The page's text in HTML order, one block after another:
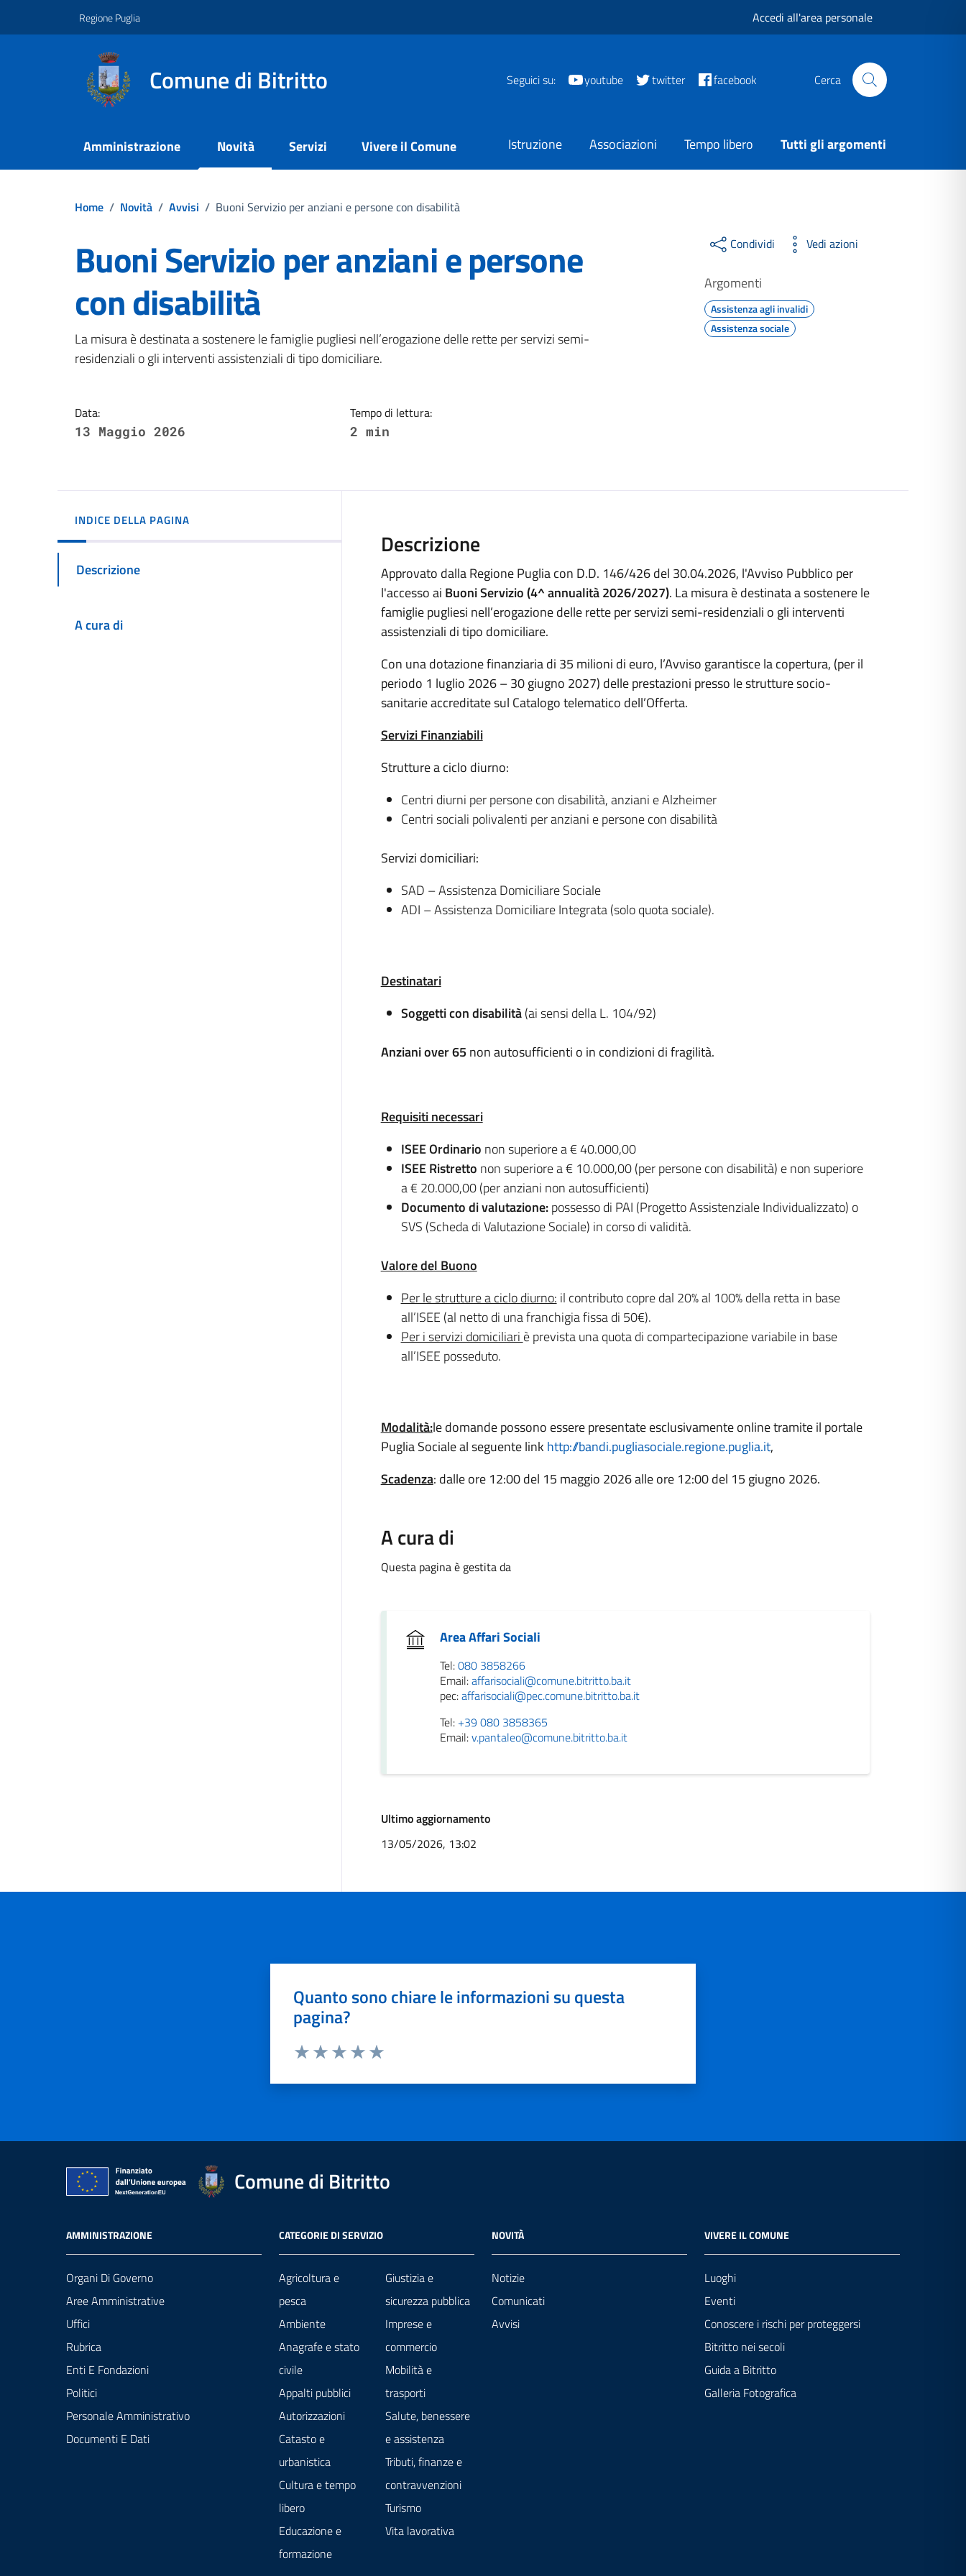
Regione Puglia Accedi all'area personale
Comune di Bitritto Seguici su: youtube twitter facebook Cerca
Amministrazione Novità Servizi Vivere il Comune Istruzione Associazioni Tempo libero Tutti gli argomenti
Home / Novità / Avvisi / Buoni Servizio per anziani e persone con disabilità
Buoni Servizio per anziani e persone
con disabilità
Dettagli della notizia
La misura è destinata a sostenere le famiglie pugliesi nell’erogazione delle rette per servizi semi-
residenziali o gli interventi assistenziali di tipo domiciliare.
Data:
13 Maggio 2026
Tempo di lettura:
2 min
Condividi Vedi azioni
Argomenti
Assistenza agli invalidi
Assistenza sociale
INDICE DELLA PAGINA
Descrizione
A cura di
Descrizione
Approvato dalla Regione Puglia con D.D. 146/426 del 30.04.2026, l'Avviso Pubblico per
l'accesso ai Buoni Servizio (4^ annualità 2026/2027). La misura è destinata a sostenere le
famiglie pugliesi nell’erogazione delle rette per servizi semi-residenziali o gli interventi
assistenziali di tipo domiciliare.
Con una dotazione finanziaria di 35 milioni di euro, l’Avviso garantisce la copertura, (per il
periodo 1 luglio 2026 – 30 giugno 2027) delle prestazioni presso le strutture socio-
sanitarie accreditate sul Catalogo telematico dell’Offerta.
Servizi Finanziabili
Strutture a ciclo diurno:
Centri diurni per persone con disabilità, anziani e Alzheimer
Centri sociali polivalenti per anziani e persone con disabilità
Servizi domiciliari:
SAD – Assistenza Domiciliare Sociale
ADI – Assistenza Domiciliare Integrata (solo quota sociale).
Destinatari
Soggetti con disabilità(ai sensi della L. 104/92)
Anziani over 65 non autosufficienti o in condizioni di fragilità.
Requisiti necessari
ISEE Ordinario non superiore a € 40.000,00
ISEE Ristretto non superiore a € 10.000,00 (per persone con disabilità) e non superiore
a € 20.000,00 (per anziani non autosufficienti)
Documento di valutazione:possesso di PAI (Progetto Assistenziale Individualizzato) o
SVS (Scheda di Valutazione Sociale) in corso di validità.
Valore del Buono
Per le strutture a ciclo diurno: il contributo copre dal 20% al 100% della retta in base
all’ISEE (al netto di una franchigia fissa di 50€).
Per i servizi domiciliari è prevista una quota di compartecipazione variabile in base
all’ISEE posseduto.
Modalità:le domande possono essere presentate esclusivamente online tramite il portale
Puglia Sociale al seguente link http://bandi.pugliasociale.regione.puglia.it,
Scadenza: dalle ore 12:00 del 15 maggio 2026 alle ore 12:00 del 15 giugno 2026.
A cura di
Questa pagina è gestita da
Area Affari Sociali
Tel:080 3858266
Email:affarisociali@comune.bitritto.ba.it
pec:affarisociali@pec.comune.bitritto.ba.it
Tel: +39 080 3858365
Email:v.pantaleo@comune.bitritto.ba.it
Ultimo aggiornamento
13/05/2026, 13:02
Quanto sono chiare le informazioni su questa
pagina?
Comune di Bitritto
AMMINISTRAZIONE
Organi Di Governo
Aree Amministrative
Uffici
Rubrica
Enti E Fondazioni
Politici
Personale Amministrativo
Documenti E Dati
CATEGORIE DI SERVIZIO
Agricoltura e
pesca
Ambiente
Anagrafe e stato
civile
Appalti pubblici
Autorizzazioni
Catasto e
urbanistica
Cultura e tempo
libero
Educazione e
formazione
Giustizia e
sicurezza pubblica
Imprese e
commercio
Mobilità e
trasporti
Salute, benessere
e assistenza
Tributi, finanze e
contravvenzioni
Turismo
Vita lavorativa
NOVITÀ
Notizie
Comunicati
Avvisi
VIVERE IL COMUNE
Luoghi
Eventi
Conoscere i rischi per proteggersi
Bitritto nei secoli
Guida a Bitritto
Galleria Fotografica